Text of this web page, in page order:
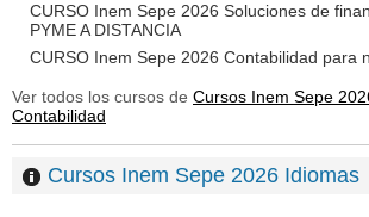
CURSO Inem Sepe 2026 Soluciones de
PYME A DISTANCIA
CURSO Inem Sepe 2026 Contabilidad para
Ver todos los cursos de Cursos Inem Sepe
Contabilidad
Cursos Inem Sepe 2026 Idiomas